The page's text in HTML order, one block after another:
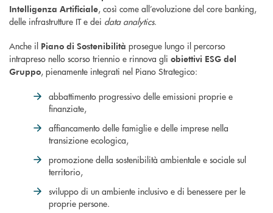
Intelligenza Artificiale, così come all’evoluzione del core banking,
delle infrastrutture IT e dei data analytics.
Anche il Piano di Sostenibilità prosegue lungo il percorso
intrapreso nello scorso triennio e rinnova gli obiettivi ESG del
Gruppo, pienamente integrati nel Piano Strategico:
abbattimento progressivo delle emissioni proprie e
finanziate,
affiancamento delle famiglie e delle imprese nella
transizione ecologica,
promozione della sostenibilità ambientale e sociale sul
territorio,
sviluppo di un ambiente inclusivo e di benessere per le
proprie persone.